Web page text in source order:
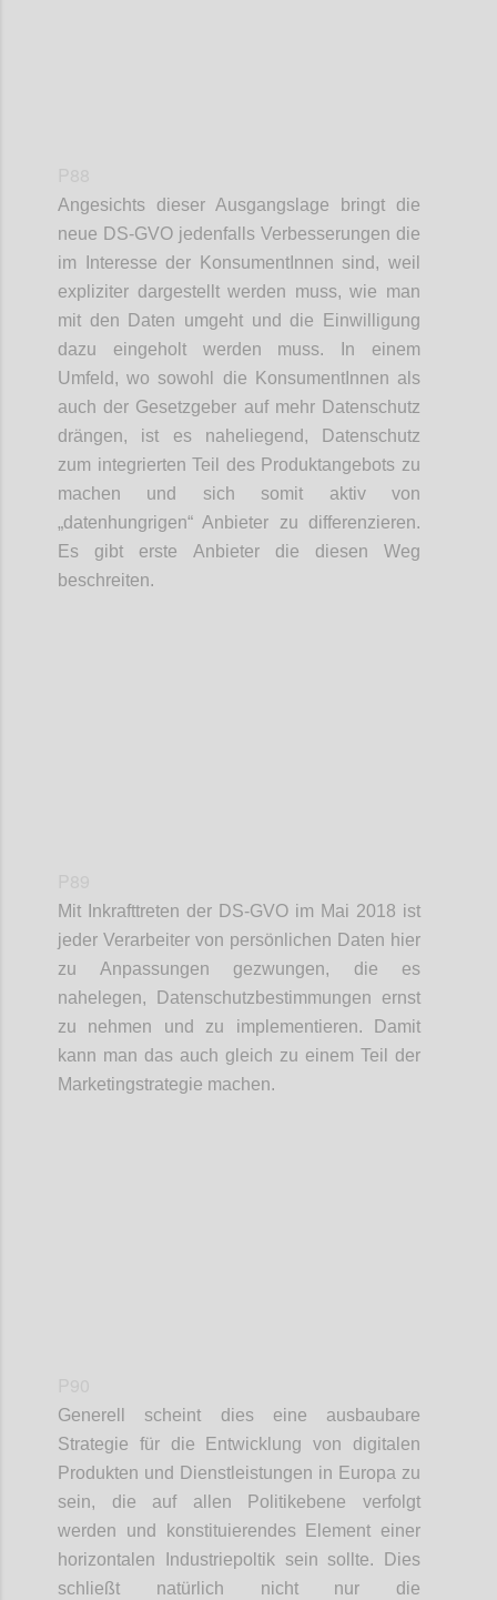
Angesichts dieser Ausgangslage bringt die
neue DS-GVO jedenfalls Verbesserungen die
im Interesse der KonsumentInnen sind, weil
expliziter dargestellt werden muss, wie man
mit den Daten umgeht und die Einwilligung
dazu eingeholt werden muss. In einem
Umfeld, wo sowohl die KonsumentInnen als
auch der Gesetzgeber auf mehr Datenschutz
drängen, ist es naheliegend, Datenschutz
zum integrierten Teil des Produktangebots zu
machen und sich somit aktiv von
„datenhungrigen“ Anbieter zu differenzieren.
Es gibt erste Anbieter die diesen Weg
beschreiten.
Mit Inkrafttreten der DS-GVO im Mai 2018 ist
jeder Verarbeiter von persönlichen Daten hier
zu Anpassungen gezwungen, die es
nahelegen, Datenschutzbestimmungen ernst
zu nehmen und zu implementieren. Damit
kann man das auch gleich zu einem Teil der
Marketingstrategie machen.
Generell scheint dies eine ausbaubare
Strategie für die Entwicklung von digitalen
Produkten und Dienstleistungen in Europa zu
sein, die auf allen Politikebene verfolgt
werden und konstituierendes Element einer
horizontalen Industriepoltik sein sollte. Dies
schließt natürlich nicht nur die